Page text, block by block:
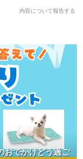
内容について報告する
おでかけどう過ご